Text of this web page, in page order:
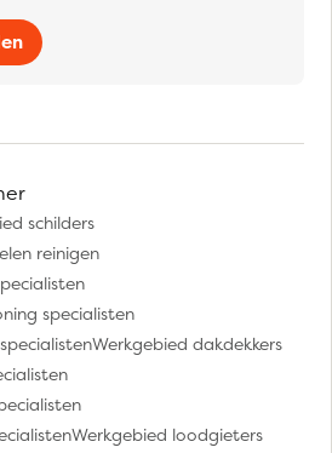
schilders
reinigen
specialisten
Werkgebied dakdekkers
Werkgebied loodgieters